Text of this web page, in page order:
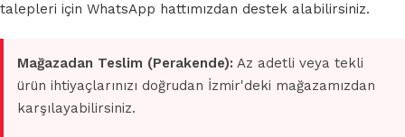
talepleri için WhatsApp hattımızdan destek alabilirsiniz.
Mağazadan Teslim (Perakende): Az adetli veya tekli
ürün ihtiyaçlarınızı doğrudan İzmir'deki mağazamızdan
karşılayabilirsiniz.